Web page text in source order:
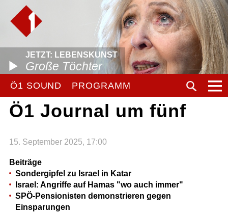
JETZT: LEBENSKUNST
Große Töchter
Ö1 SOUND PROGRAMM
Ö1 Journal um fünf
15. September 2025, 17:00
Beiträge
Sondergipfel zu Israel in Katar
Israel: Angriffe auf Hamas "wo auch immer"
SPÖ-Pensionisten demonstrieren gegen
Einsparungen